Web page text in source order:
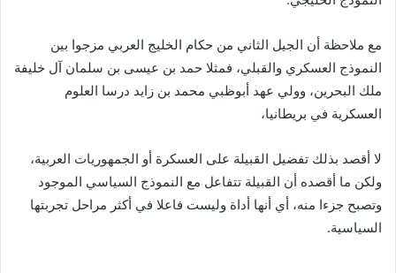
مع ملاحظة أن الجيل الثاني من حكام الخليج العربي مزجوا بين
النموذج العسكري والقبلي، فمثلا حمد بن عيسى بن سلمان آل خليفة
ملك البحرين، وولي عهد أبوظبي محمد بن زايد درسا العلوم
العسكرية في بريطانيا،
لا أقصد بذلك تفضيل القبيلة على العسكرة أو الجمهوريات العربية،
ولكن ما أقصده أن القبيلة تتفاعل مع النموذج السياسي الموجود
وتصبح جزءا منه، أي أنها أداة وليست فاعلا في أكثر مراحل تجربتها
السياسية.